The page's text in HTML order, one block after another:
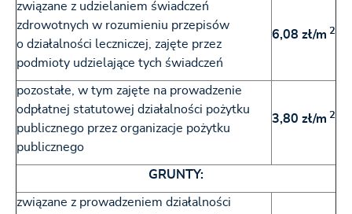
związane z udzielaniem świadczeń
zdrowotnych w rozumieniu przepisów
o działalności leczniczej, zajęte przez
podmioty udzielające tych świadczeń
6,08 zł/m 2
pozostałe, w tym zajęte na prowadzenie
odpłatnej statutowej działalności pożytku
publicznego przez organizacje pożytku
publicznego
3,80 zł/m 2
GRUNTY:
związane z prowadzeniem działalności